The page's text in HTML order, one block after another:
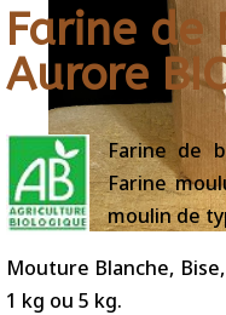
Farine de
Aurore
Farine de
Farine
moulin de
Mouture Blanche,
1 kg ou 5 kg.